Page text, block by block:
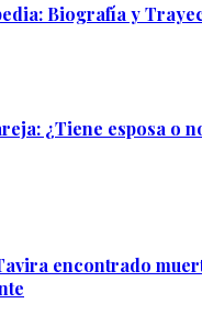
Biografía y
¿Tiene esposa o
encontrado